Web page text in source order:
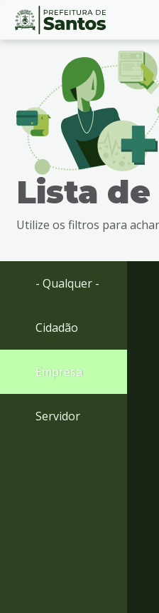
Ir
busca
Ir
Conteúdo
Lista
Utilize os filtros para
- Qualquer -
Cidadão
Empresa
Servidor